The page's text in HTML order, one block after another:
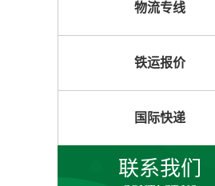
物流专线
铁运报价
国际快递
联系我们